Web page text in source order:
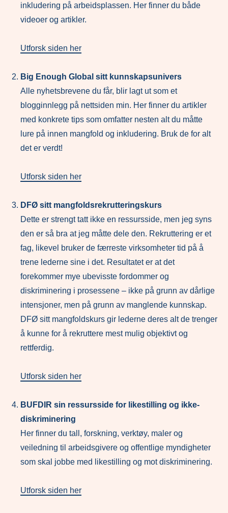
inkludering på arbeidsplassen. Her finner du både
videoer og artikler.
Utforsk siden her
Big Enough Global sitt kunnskapsunivers
Alle nyhetsbrevene du får, blir lagt ut som et
blogginnlegg på nettsiden min. Her finner du artikler
med konkrete tips som omfatter nesten alt du måtte
lure på innen mangfold og inkludering. Bruk de for alt
det er verdt!
Utforsk siden her
DFØ sitt mangfoldsrekrutteringskurs
Dette er strengt tatt ikke en ressursside, men jeg syns
den er så bra at jeg måtte dele den. Rekruttering er et
fag, likevel bruker de færreste virksomheter tid på å
trene lederne sine i det. Resultatet er at det
forekommer mye ubevisste fordommer og
diskriminering i prosessene – ikke på grunn av dårlige
intensjoner, men på grunn av manglende kunnskap.
DFØ sitt mangfoldskurs gir lederne deres alt de trenger
å kunne for å rekruttere mest mulig objektivt og
rettferdig.
Utforsk siden her
BUFDIR sin ressursside for likestilling og ikke-
diskriminering
Her finner du tall, forskning, verktøy, maler og
veiledning til arbeidsgivere og offentlige myndigheter
som skal jobbe med likestilling og mot diskriminering.
Utforsk siden her